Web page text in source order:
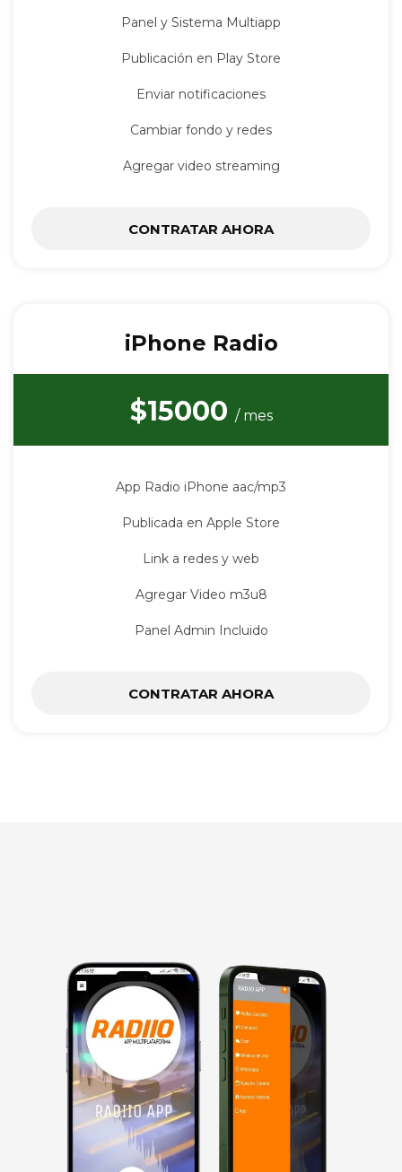
Panel y Sistema Multiapp
Publicación en Play Store
Enviar notificaciones
Cambiar fondo y redes
Agregar video streaming
CONTRATAR AHORA
iPhone Radio
$15000 / mes
App Radio iPhone aac/mp3
Publicada en Apple Store
Link a redes y web
Agregar Video m3u8
Panel Admin Incluido
CONTRATAR AHORA